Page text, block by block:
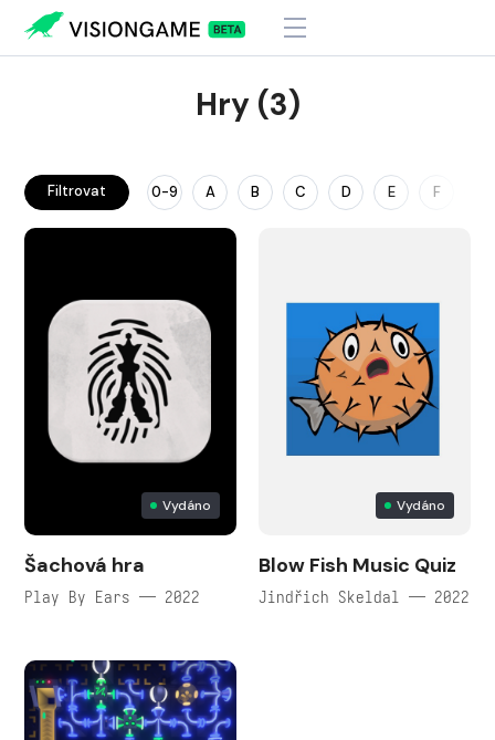
Hry (3)
Filtrovat 0-9 A B C D E F
Vydáno
Šachová hra
Play By Ears — 2022
Vydáno
Blow Fish Music Quiz
Jindřich Skeldal — 2022